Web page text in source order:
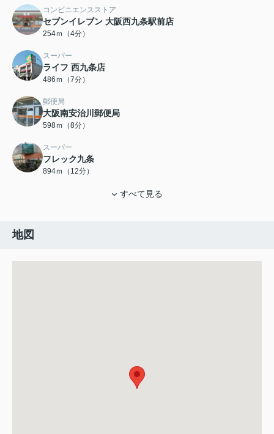
コンビニエンスストア
セブンイレブン 大阪西九条駅前店
254ｍ（4分）
スーパー
ライフ 西九条店
486ｍ（7分）
郵便局
大阪南安治川郵便局
598ｍ（8分）
スーパー
フレック九条
894ｍ（12分）
すべて見る
地図